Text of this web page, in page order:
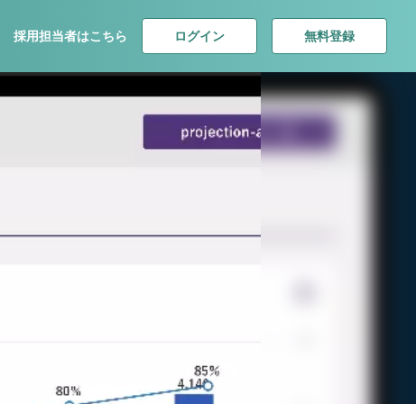
採用担当者はこちら ログイン 無料登録